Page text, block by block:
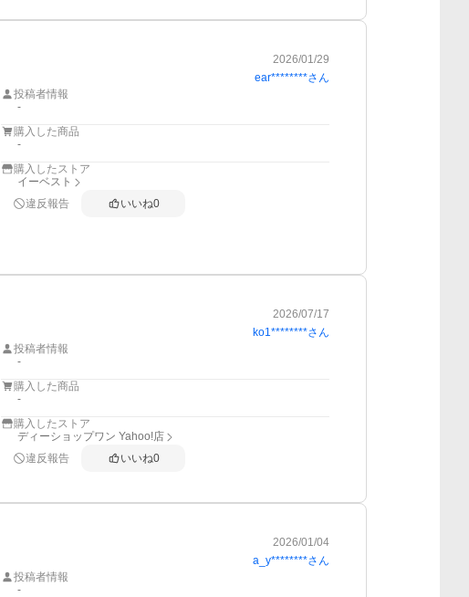
2026/01/29
ear********さん
投稿者情報
-
購入した商品
-
購入したストア
イーベスト
違反報告
いいね0
2026/07/17
ko1********さん
投稿者情報
-
購入した商品
-
購入したストア
ディーショップワン Yahoo!店
違反報告
いいね0
2026/01/04
a_y********さん
投稿者情報
-